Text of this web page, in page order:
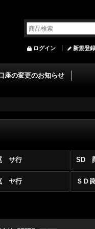
ログイン 新規登
座の変更のお知らせ
サ行 SD
ヤ行 ＳＤ